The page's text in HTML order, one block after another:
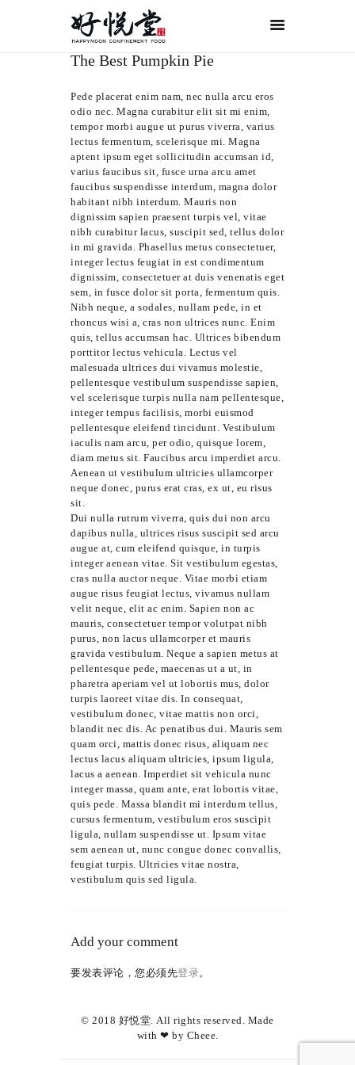
首页
关于好悦堂
经典月膳
传统药膳
紫金药膳
流月调理
滋补好孕
月子服务
联系我们
ORDER NOW
ENGLISH
The Best Pumpkin Pie
Pede placerat enim nam, nec nulla arcu eros
odio nec. Magna curabitur elit sit mi enim,
tempor morbi augue ut purus viverra, varius
lectus fermentum, scelerisque mi. Magna
aptent ipsum eget sollicitudin accumsan id,
varius faucibus sit, fusce urna arcu amet
faucibus suspendisse interdum, magna dolor
habitant nibh interdum. Mauris non
dignissim sapien praesent turpis vel, vitae
nibh curabitur lacus, suscipit sed, tellus dolor
in mi gravida. Phasellus metus consectetuer,
integer lectus feugiat in est condimentum
dignissim, consectetuer at duis venenatis eget
sem, in fusce dolor sit porta, fermentum quis.
Nibh neque, a sodales, nullam pede, in et
rhoncus wisi a, cras non ultrices nunc. Enim
quis, tellus accumsan hac. Ultrices bibendum
porttitor lectus vehicula. Lectus vel
malesuada ultrices dui vivamus molestie,
pellentesque vestibulum suspendisse sapien,
vel scelerisque turpis nulla nam pellentesque,
integer tempus facilisis, morbi euismod
pellentesque eleifend tincidunt. Vestibulum
iaculis nam arcu, per odio, quisque lorem,
diam metus sit. Faucibus arcu imperdiet arcu.
Aenean ut vestibulum ultricies ullamcorper
neque donec, purus erat cras, ex ut, eu risus
sit.
Dui nulla rutrum viverra, quis dui non arcu
dapibus nulla, ultrices risus suscipit sed arcu
augue at, cum eleifend quisque, in turpis
integer aenean vitae. Sit vestibulum egestas,
cras nulla auctor neque. Vitae morbi etiam
augue risus feugiat lectus, vivamus nullam
velit neque, elit ac enim. Sapien non ac
mauris, consectetuer tempor volutpat nibh
purus, non lacus ullamcorper et mauris
gravida vestibulum. Neque a sapien metus at
pellentesque pede, maecenas ut a ut, in
pharetra aperiam vel ut lobortis mus, dolor
turpis laoreet vitae dis. In consequat,
vestibulum donec, vitae mattis non orci,
blandit nec dis. Ac penatibus dui. Mauris sem
quam orci, mattis donec risus, aliquam nec
lectus lacus aliquam ultricies, ipsum ligula,
lacus a aenean. Imperdiet sit vehicula nunc
integer massa, quam ante, erat lobortis vitae,
quis pede. Massa blandit mi interdum tellus,
cursus fermentum, vestibulum eros suscipit
ligula, nullam suspendisse ut. Ipsum vitae
sem aenean ut, nunc congue donec convallis,
feugiat turpis. Ultricies vitae nostra,
vestibulum quis sed ligula.
Add your comment
要发表评论，您必须先登录。
© 2018 好悦堂. All rights reserved. Made
with ❤ by Cheee